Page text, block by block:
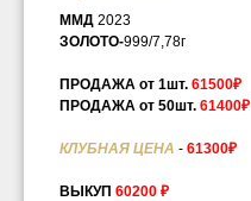
ММД 2023
ЗОЛОТО-999/7,78г
ПРОДАЖА от 1шт. 61500₽
ПРОДАЖА от 50шт. 61400₽
КЛУБНАЯ ЦЕНА - 61300₽
ВЫКУП 60200 ₽